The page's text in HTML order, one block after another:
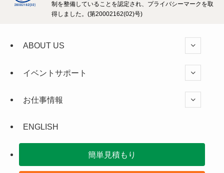
制を整備していることを認定され、プライバシーマークを取
得しました。(第20002162(02)号)
ABOUT US
イベントサポート
お仕事情報
ENGLISH
簡単見積もり